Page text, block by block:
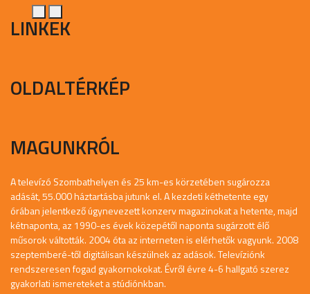
LINKEK
OLDALTÉRKÉP
MAGUNKRÓL
A televízó Szombathelyen és 25 km-es körzetében sugározza
adását, 55.000 háztartásba jutunk el. A kezdeti kéthetente egy
órában jelentkező úgynevezett konzerv magazinokat a hetente, majd
kétnaponta, az 1990-es évek közepétől naponta sugárzott élő
műsorok váltották. 2004 óta az interneten is elérhetők vagyunk. 2008
szeptemberé-től digitálisan készülnek az adások. Televíziónk
rendszeresen fogad gyakornokokat. Évről évre 4-6 hallgató szerez
gyakorlati ismereteket a stúdiónkban.